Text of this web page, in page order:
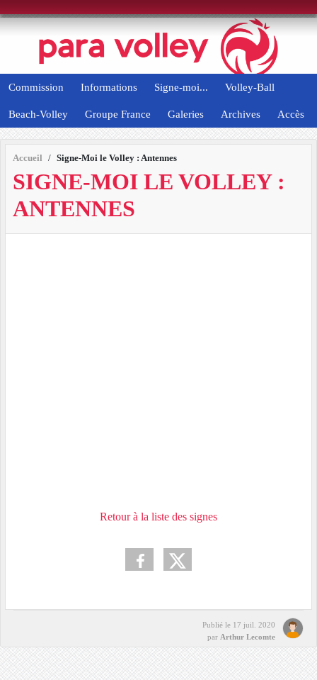
Commission Informations Signe-moi... Volley-Ball
Beach-Volley Groupe France Galeries Archives Accès
Accueil Signe-Moi le Volley : Antennes
SIGNE-MOI LE VOLLEY :
ANTENNES
Retour à la liste des signes
Publié le 17 juil. 2020
par Arthur Lecomte